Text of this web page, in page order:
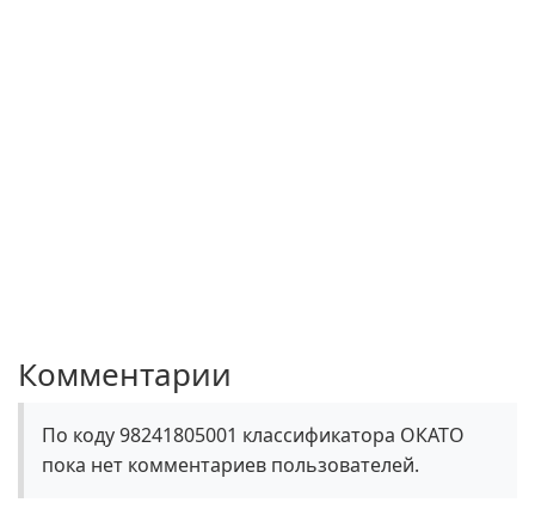
Комментарии
По коду 98241805001 классификатора ОКАТО
пока нет комментариев пользователей.